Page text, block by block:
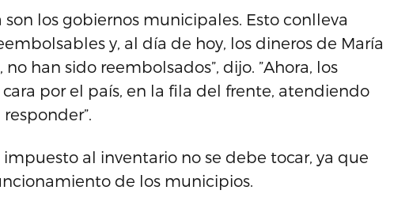
los gobiernos municipales. Esto conlleva
y, al día de hoy, los dineros de María
han sido reembolsados”, dijo. ”Ahora, los
por el país, en la fila del frente, atendiendo
al inventario no se debe tocar, ya que
de los municipios.